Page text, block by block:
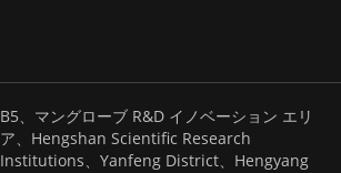
B5、マングローブ R&D イノベーション エリ
ア、Hengshan Scientific Research
Institutions、Yanfeng District、Hengyang